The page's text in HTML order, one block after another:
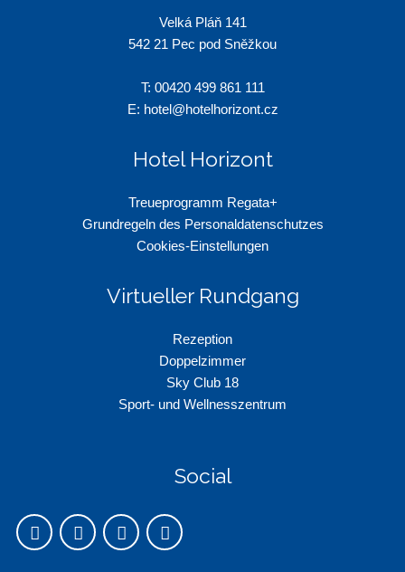
Velká Pláň 141
542 21 Pec pod Sněžkou
T: 00420 499 861 111
E: hotel@hotelhorizont.cz
Hotel Horizont
Treueprogramm Regata+
Grundregeln des Personaldatenschutzes
Cookies-Einstellungen
Virtueller Rundgang
Rezeption
Doppelzimmer
Sky Club 18
Sport- und Wellnesszentrum
Social